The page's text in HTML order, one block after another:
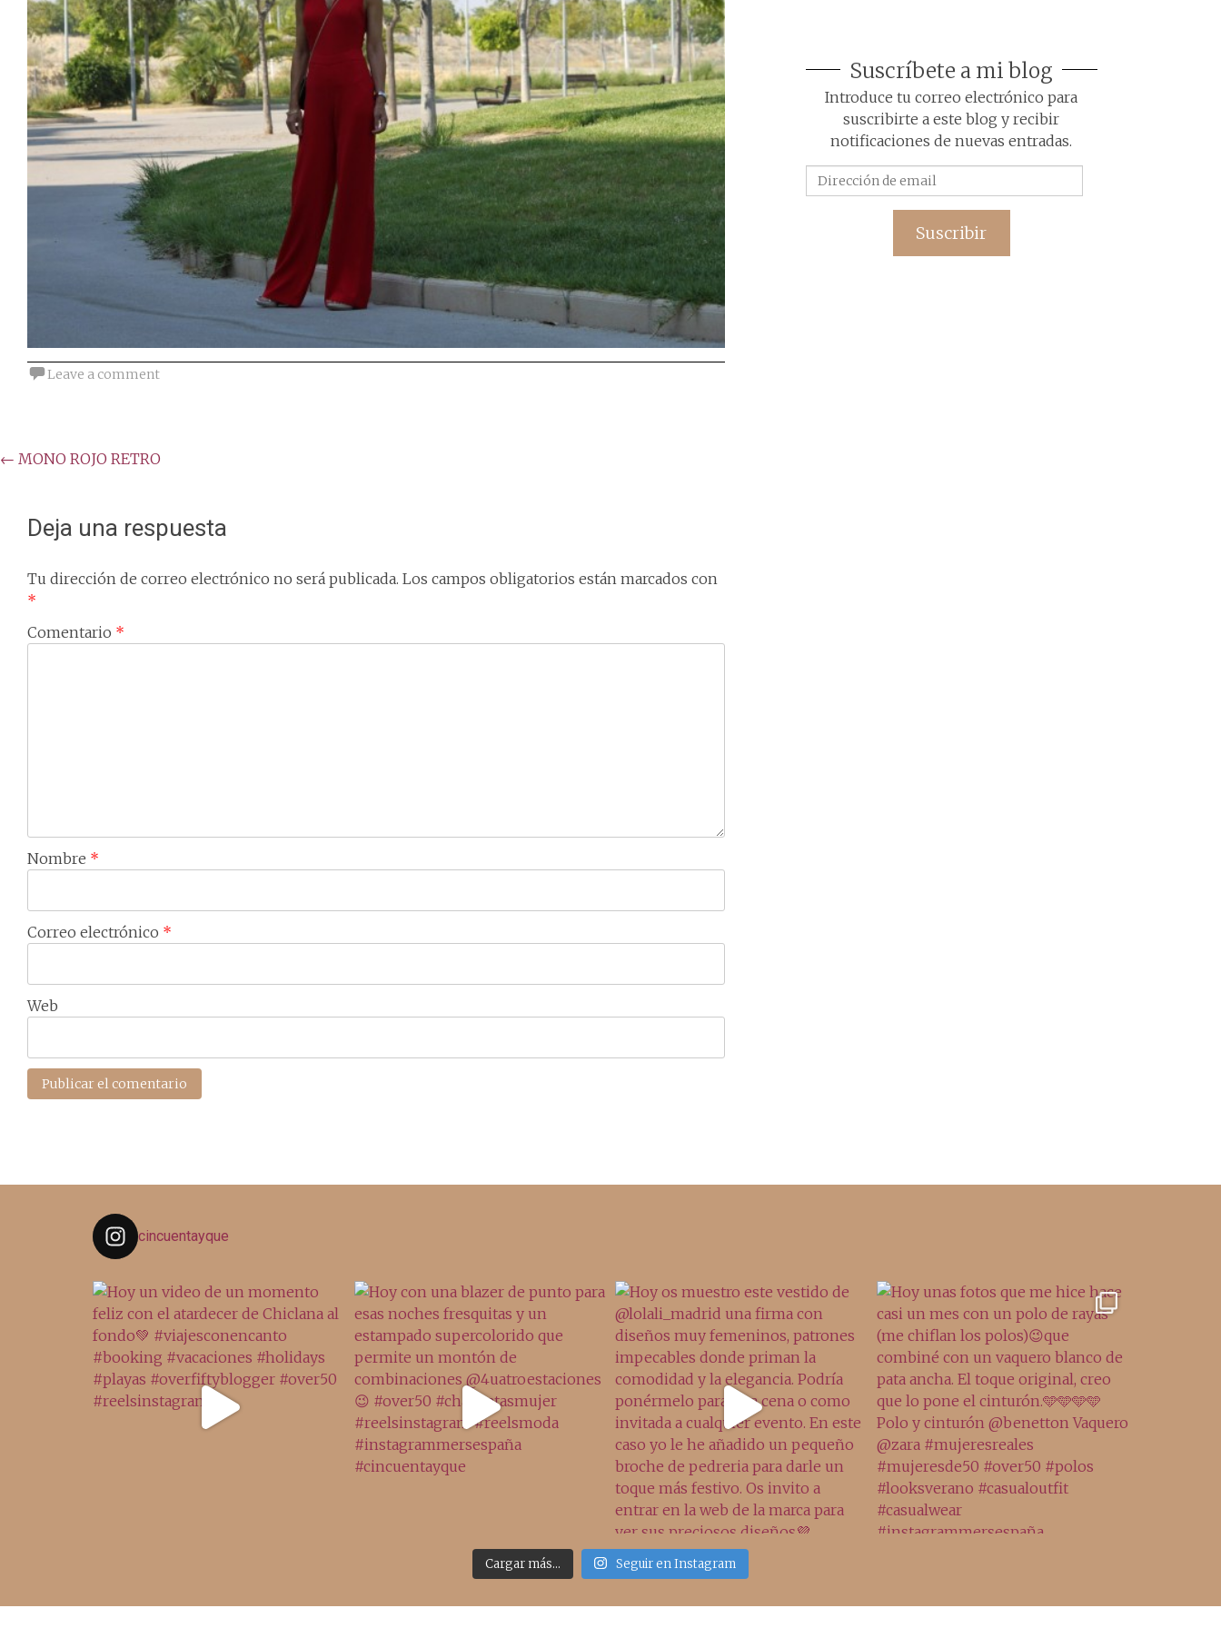
Leave a comment
Post
← MONO ROJO RETRO
Deja una respuesta
Tu dirección de correo electrónico no será publicada. Los campos obligatorios están marcados con
*
Comentario *
Nombre *
Correo electrónico *
Web
Suscríbete a mi blog
Introduce tu correo electrónico para
suscribirte a este blog y recibir
notificaciones de nuevas entradas.
de
Suscribir
cincuentayque
Cargar más... Seguir en Instagram